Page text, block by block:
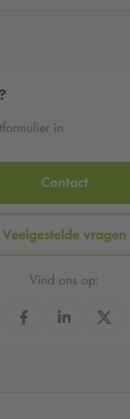
in
Contact
Veelgestelde vragen
Vind ons op: